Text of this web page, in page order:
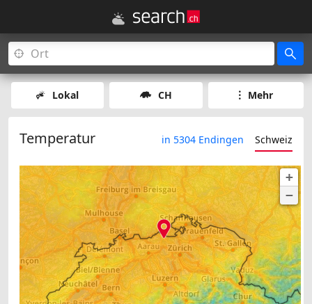
Lokal CH Mehr
Temperatur in 5304 Endingen Schweiz
+
−